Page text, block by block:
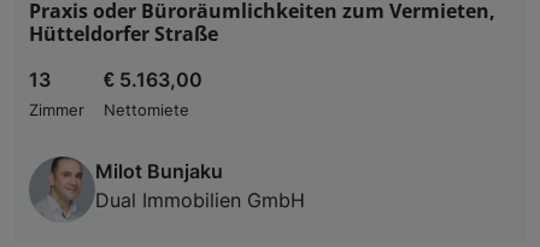
Praxis oder Büroräumlichkeiten zum Vermieten,
Hütteldorfer Straße
13
Zimmer
€ 5.163,00
Nettomiete
Milot Bunjaku
Dual Immobilien GmbH